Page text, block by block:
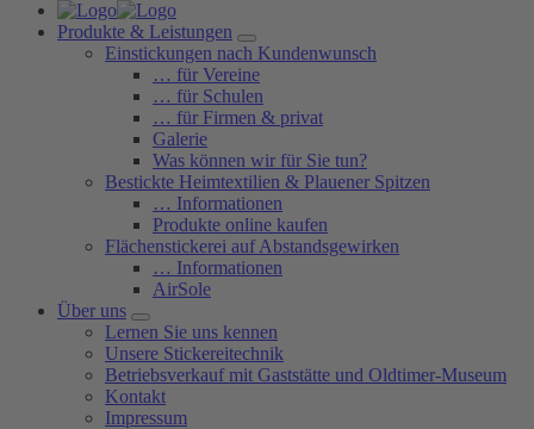
Produkte & Leistungen
Einstickungen nach Kundenwunsch
… für Vereine
… für Schulen
… für Firmen & privat
Galerie
Was können wir für Sie tun?
Bestickte Heimtextilien & Plauener Spitzen
… Informationen
Produkte online kaufen
Flächenstickerei auf Abstandsgewirken
… Informationen
AirSole
Über uns
Lernen Sie uns kennen
Unsere Stickereitechnik
Betriebsverkauf mit Gaststätte und Oldtimer-Museum
Kontakt
Impressum